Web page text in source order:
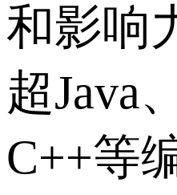
和影响
超Java
C++等